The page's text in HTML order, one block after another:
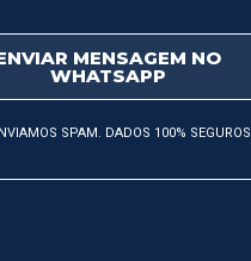
MENSAGEM NO
WHATSAPP
SPAM. DADOS 100% SEGUROS.